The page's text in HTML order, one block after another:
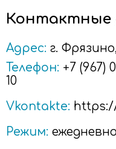
Контактные
Адрес: г.Фрязино
Телефон: +7 (967)
10
Vkontakte:
Режим: